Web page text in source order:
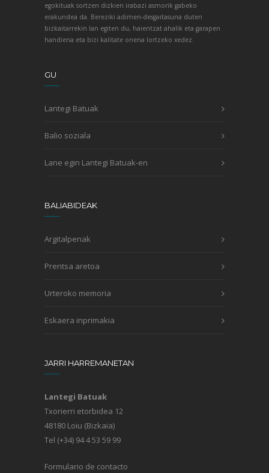
egokituak sortzen dizkien irabazi asmorik gabeko
erakundea da. Bereziki adimen-desgaitasuna duten
bizkaitarrekin lan egiten du, haientzat ahalik eta garapen
handiena eta bizi kalitate onena lortzeko xedez.
GU
Lantegi Batuak
Balio soziala
Lane egin Lantegi Batuak-en
BALIABIDEAK
Argitalpenak
Prentsa aretoa
Urteroko memoria
Eskaera inprimakia
JARRI HARREMANETAN
Lantegi Batuak
Txorierri etorbidea 12
48180 Loiu (Bizkaia)
Tel (+34) 94 4 53 59 99
Formulario de contacto